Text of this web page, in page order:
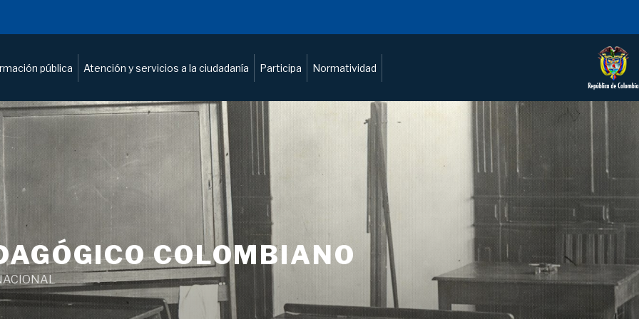
pública Atención y servicios a la ciudadanía Participa Normatividad
COLOMBIANO